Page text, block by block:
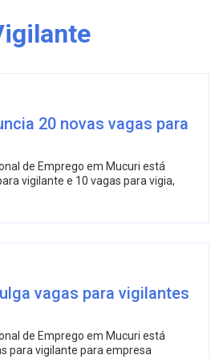
20 novas vagas para
de Emprego em Mucuri está
vigilante e 10 vagas para vigia,
vagas para vigilantes
de Emprego em Mucuri está
para vigilante para empresa